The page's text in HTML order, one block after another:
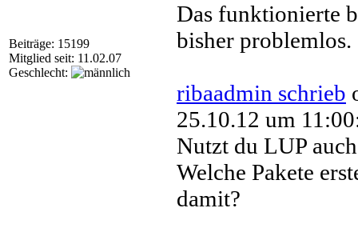
Beiträge: 15199
Mitglied seit: 11.02.07
Geschlecht:
Das funktionierte
bisher problemlos.
ribaadmin schrieb
25.10.12 um
Nutzt du LUP
Welche Pakete
damit?